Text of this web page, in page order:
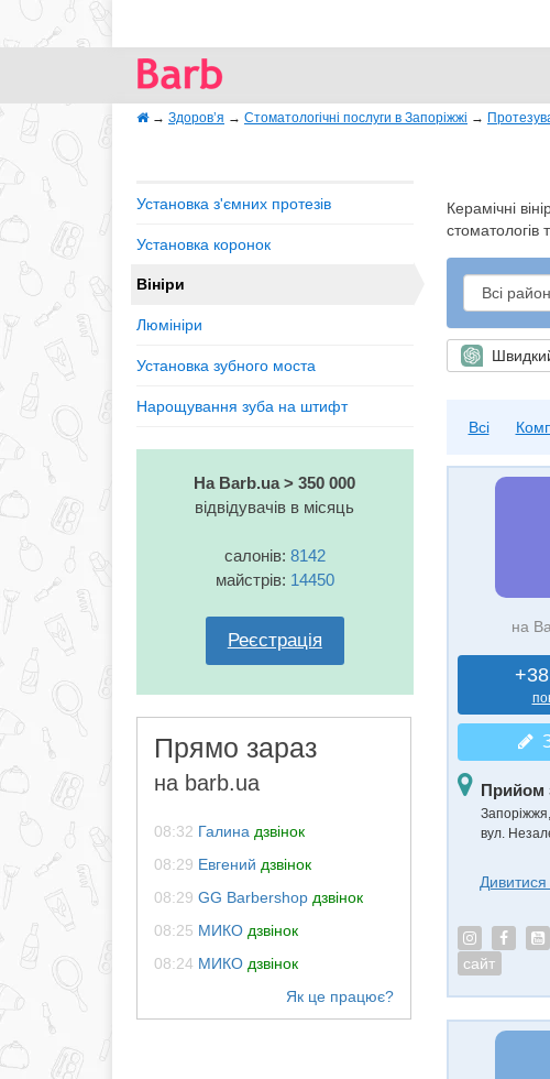
→ Здоров’я → Стоматологічні послуги в Запоріжжі →
Керамічні
стоматологів
Всі
Установка з'ємних протезів
Установка коронок
Вініри
Люмініри
Установка зубного моста
Нарощування зуба на штифт
На Barb.ua > 350 000
відвідувачів в місяць
салонів: 8142
майстрів: 14450
Реєстрація
Прямо зараз
на barb.ua
08:32 Галина дзвінок
08:29 Евгений дзвінок
08:29 GG Barbershop дзвінок
08:25 МИКО дзвінок
08:24 МИКО дзвінок
на
Прийом
вул.
Дивитися
сайт